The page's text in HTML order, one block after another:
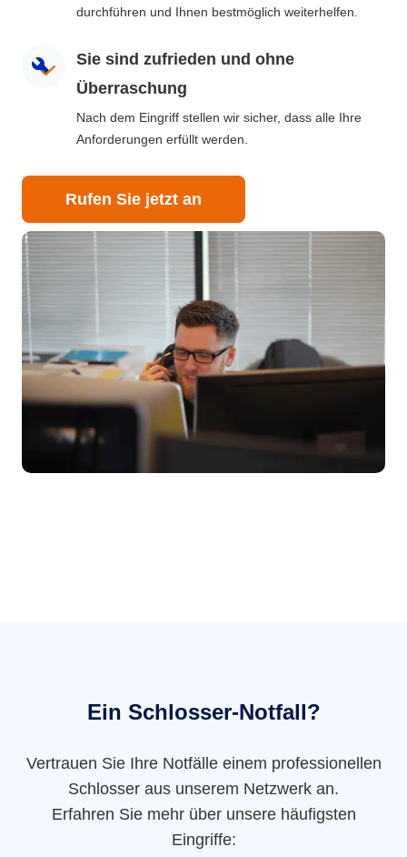
durchführen und Ihnen bestmöglich weiterhelfen.
Sie sind zufrieden und ohne
Überraschung
Nach dem Eingriff stellen wir sicher, dass alle Ihre
Anforderungen erfüllt werden.
Rufen Sie jetzt an
Ein Schlosser-Notfall?
Vertrauen Sie Ihre Notfälle einem professionellen
Schlosser aus unserem Netzwerk an.
Erfahren Sie mehr über unsere häufigsten
Eingriffe: